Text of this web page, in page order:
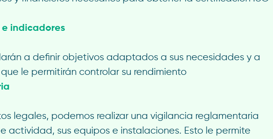
indicadores
a definir objetivos adaptados a sus necesidades y a
le permitirán controlar su rendimiento
legales, podemos realizar una vigilancia reglamentaria
actividad, sus equipos e instalaciones. Esto le permite